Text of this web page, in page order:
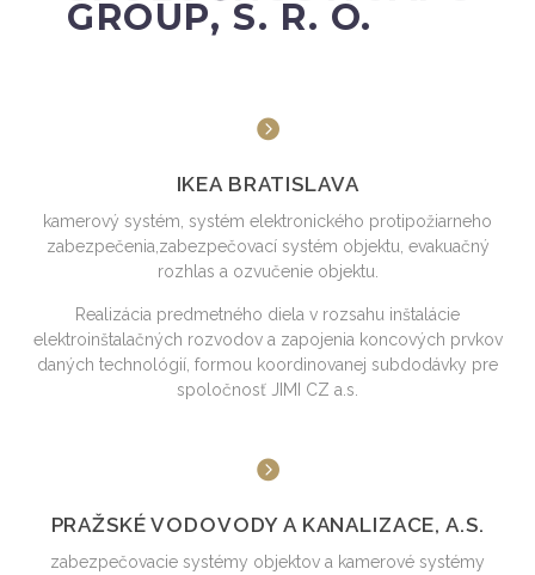
GROUP, S. R. O.
IKEA BRATISLAVA
kamerový systém, systém elektronického protipožiarneho
zabezpečenia,zabezpečovací systém objektu, evakuačný
rozhlas a ozvučenie objektu.
Realizácia predmetného diela v rozsahu inštalácie
elektroinštalačných rozvodov a zapojenia koncových prvkov
daných technológií, formou koordinovanej subdodávky pre
spoločnosť JIMI CZ a.s.
PRAŽSKÉ VODOVODY A KANALIZACE, A.S.
zabezpečovacie systémy objektov a kamerové systémy